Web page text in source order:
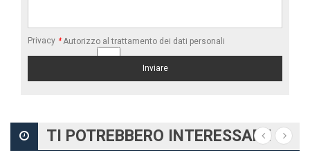
Privacy * Autorizzo al trattamento dei dati personali
TI POTREBBERO INTERESSARE